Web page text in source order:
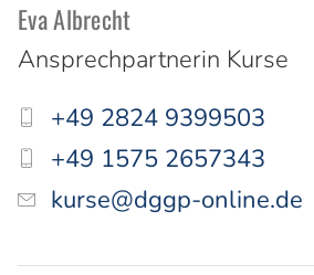
Eva Albrecht
Ansprechpartnerin Kurse
+49 2824 9399503
+49 1575 2657343
kurse@dggp-online.de